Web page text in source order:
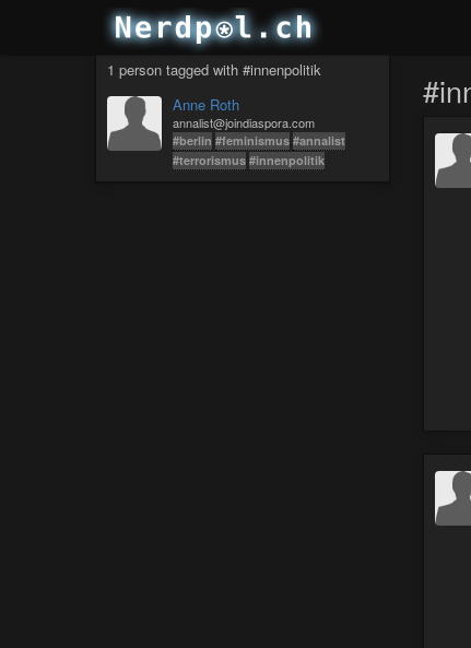
1 person tagged with #innenpolitik
Anne Roth
annalist@joindiaspora.com
#berlin #feminismus #annalist
#terrorismus #innenpolitik